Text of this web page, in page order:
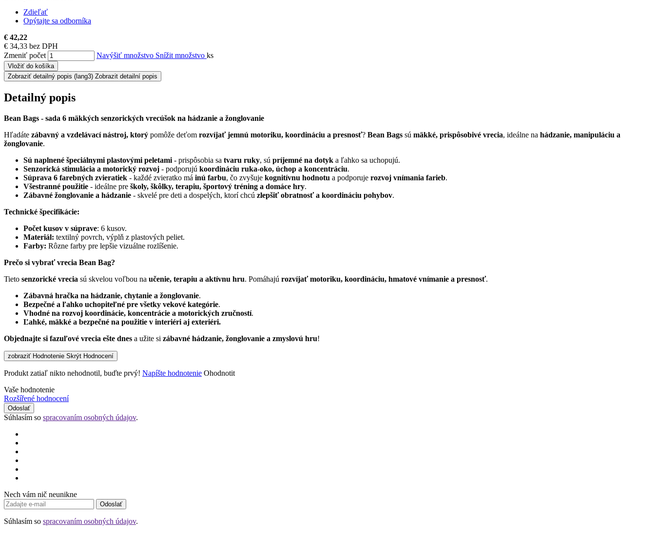
Zdieľať
Opýtajte sa odborníka
€ 42,22
€ 34,33 bez DPH
Zmeniť počet
Navýšiť množstvo Snížit množstvo ks
Vložiť do košíka
Zobraziť detailný popis (lang3) Zobrazit detailní popis
Detailný popis
Bean Bags - sada 6 mäkkých senzorických vrecúšok na hádzanie a žonglovanie
Hľadáte zábavný a vzdelávací nástroj, ktorý pomôže deťom rozvíjať jemnú motoriku, koordináciu a presnosť? Bean Bags sú mäkké, prispôsobivé vrecia, ideálne na hádzanie, manipuláciu a
žonglovanie.
Sú naplnené špeciálnymi plastovými peletami - prispôsobia sa tvaru ruky, sú príjemné na dotyk a ľahko sa uchopujú.
Senzorická stimulácia a motorický rozvoj - podporujú koordináciu ruka-oko, úchop a koncentráciu.
Súprava 6 farebných zvieratiek - každé zvieratko má inú farbu, čo zvyšuje kognitívnu hodnotu a podporuje rozvoj vnímania farieb.
Všestranné použitie - ideálne pre školy, škôlky, terapiu, športový tréning a domáce hry.
Zábavné žonglovanie a hádzanie - skvelé pre deti a dospelých, ktorí chcú zlepšiť obratnosť a koordináciu pohybov.
Technické špecifikácie:
Počet kusov v súprave: 6 kusov.
Materiál: textilný povrch, výplň z plastových peliet.
Farby: Rôzne farby pre lepšie vizuálne rozlíšenie.
Prečo si vybrať vrecia Bean Bag?
Tieto senzorické vrecia sú skvelou voľbou na učenie, terapiu a aktívnu hru. Pomáhajú rozvíjať motoriku, koordináciu, hmatové vnímanie a presnosť.
Zábavná hračka na hádzanie, chytanie a žonglovanie.
Bezpečné a ľahko uchopiteľné pre všetky vekové kategórie.
Vhodné na rozvoj koordinácie, koncentrácie a motorických zručností.
Ľahké, mäkké a bezpečné na použitie v interiéri aj exteriéri.
Objednajte si fazuľové vrecia ešte dnes a užite si zábavné hádzanie, žonglovanie a zmyslovú hru!
zobraziť Hodnotenie Skrýt Hodnocení
Produkt zatiaľ nikto nehodnotil, buďte prvý! Napíšte hodnotenie Ohodnotit
Vaše hodnotenie
Rozšířené hodnocení
Odoslať
Súhlasím so spracovaním osobných údajov.
Nech vám nič neunikne
Odoslať
Súhlasím so spracovaním osobných údajov.